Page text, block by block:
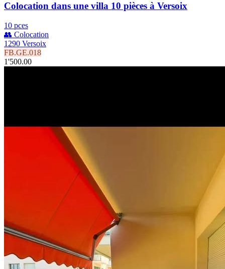
Colocation dans une villa 10 pièces à Versoix
10 pces
👥 Colocation
1290 Versoix
FB.GE.018
1'500.00